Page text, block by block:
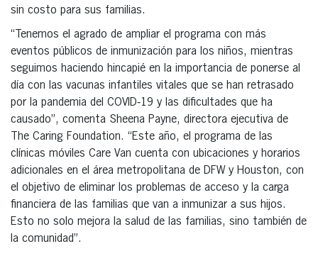
sin costo para sus familias.
“Tenemos el agrado de ampliar el programa con más
eventos públicos de inmunización para los niños, mientras
seguimos haciendo hincapié en la importancia de ponerse al
día con las vacunas infantiles vitales que se han retrasado
por la pandemia del COVID‑19 y las dificultades que ha
causado”, comenta Sheena Payne, directora ejecutiva de
The Caring Foundation. “Este año, el programa de las
clínicas móviles Care Van cuenta con ubicaciones y horarios
adicionales en el área metropolitana de DFW y Houston, con
el objetivo de eliminar los problemas de acceso y la carga
financiera de las familias que van a inmunizar a sus hijos.
Esto no solo mejora la salud de las familias, sino también de
la comunidad”.